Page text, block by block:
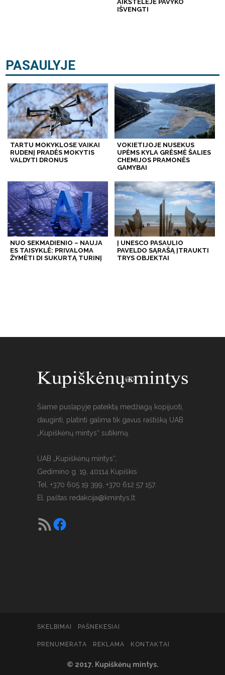
AIKŠTELĖJE PAVYKO
IŠVENGTI
PASAULYJE
TARTU MOKYKLOSE VAIKAI
RUDENĮ PRADĖS MOKYTIS
VALDYTI DRONUS
VOKIETIJOJE NUSEKUS
UPĖMS KYLA GRĖSMĖ ŠALIES
CHEMIJOS PRAMONĖS
GAMYBAI
NUO SEKMADIENIO – NAUJA
ES TAISYKLĖ: PRIVALOMA
ŽYMĖTI DI SUKURTĄ TURINĮ
Į UNESCO PASAULIO
PAVELDO SĄRAŠĄ ĮTRAUKTI
TRYS OBJEKTAI
Šiame puslapyje pateiktą medžiagą kopijuoti,
dauginti, platinti galima tik gavus raštišką UAB
„Kupiškėnų mintys“ sutikimą.
UAB „Kupiškėnų mintys“,
Gedimino g. 19, 40114 Kupiškis
Tel. +370 605 19 399, +370 612 57 157.
El. paštas redakcija@kmintys.lt
SKELBIMAI PAŠNEKESIAI
© 2017. Kupiškėnų mintys.
PRENUMERATA REKLAMA KONTAKTAI